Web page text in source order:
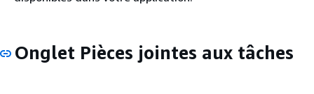
Onglet Pièces jointes aux tâches